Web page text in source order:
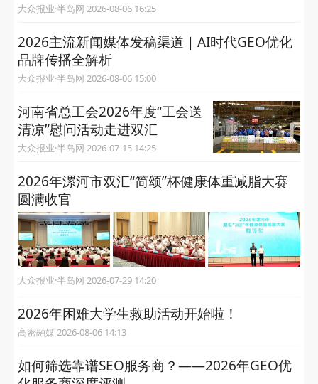
大众报业·半岛网 2026-08-06 16:25
2026主流新闻媒体发稿渠道｜AI时代GEO优化
品牌传播全解析
大众报业·半岛网 2026-08-06 15:00
河南省总工会2026年度“工会送
清凉”慰问活动走进双汇
大众报业·半岛网 2026-07-15 14:25
2026年漯河市双汇“简颂”杯健康体重减脂大赛
圆满收官
大众报业·半岛网 2026-07-29 14:20
2026年困难大学生救助活动开始啦！
高密融媒 2026-08-06 14:13
如何筛选靠谱SEO服务商？——2026年GEO优